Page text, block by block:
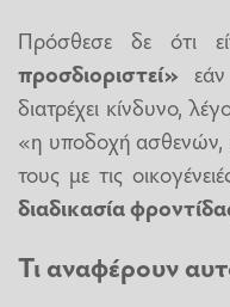
Πρόσθεσε δε ότι
προσδιοριστεί»
διατρέχει κίνδυνο,
«η υποδοχή ασθενών,
τους με τις
διαδικασία
Τι αναφέρουν